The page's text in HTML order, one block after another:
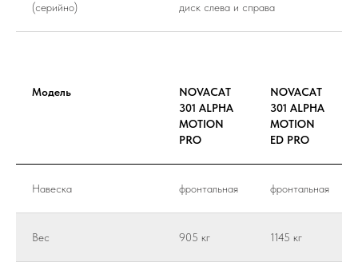
(серийно)
диск слева и справа
Модель
NOVACAT
301 ALPHA
MOTION
PRO
NOVACAT
301 ALPHA
MOTION
ED PRO
Навеска фронтальная фронтальная
Вес 905 кг 1145 кг